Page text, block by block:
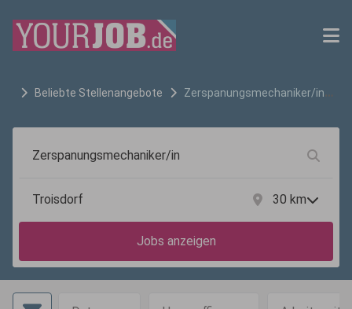
Beliebte Stellenangebote
Zerspanungsmechaniker/in
30 km
Jobs anzeigen